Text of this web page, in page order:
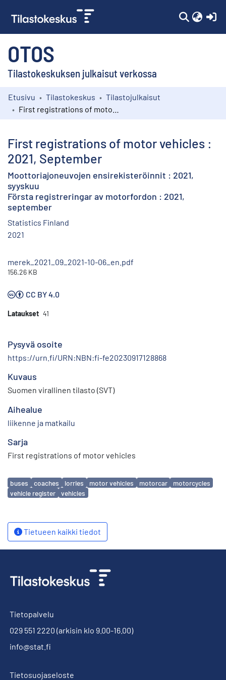
OTOS
Tilastokeskuksen julkaisut verkossa
Kokoelmat
Etusivu Tilastokeskus
Tilastojulkaisut
First registrations of motor vehicles :
2021, September
Moottoriajoneuvojen ensirekisteröinnit : 2021,
syyskuu
Första registreringar av motorfordon : 2021,
september
Statistics Finland
2021
merek_2021_09_2021-10-06_en.pdf
156.26 KB
CC BY 4.0
Lataukset 41
Pysyvä osoite
https://urn.fi/URN:NBN:fi-fe20230917128868
Kuvaus
Suomen virallinen tilasto (SVT)
Aihealue
liikenne ja matkailu
Sarja
First registrations of motor vehicles
Avainsanat
buses coaches lorries motor vehicles motorcar
motorcycles
vehicle register
vehicles
Tietueen kaikki tiedot
Tietopalvelu
029 551 2220 (arkisin klo 9.00-16.00)
info@stat.fi
Tietosuojaseloste